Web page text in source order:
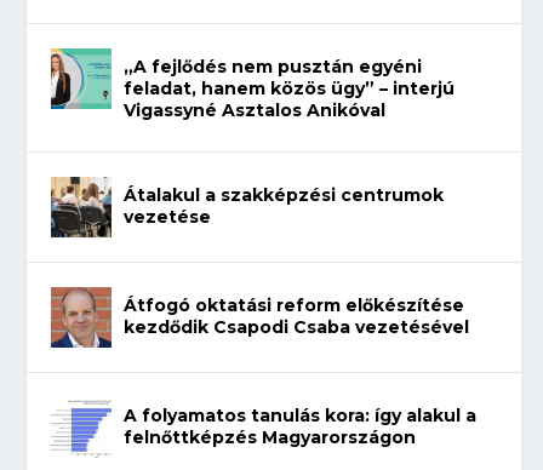
„A fejlődés nem pusztán egyéni
feladat, hanem közös ügy” – interjú
Vigassyné Asztalos Anikóval
Átalakul a szakképzési centrumok
vezetése
Átfogó oktatási reform előkészítése
kezdődik Csapodi Csaba vezetésével
A folyamatos tanulás kora: így alakul a
felnőttképzés Magyarországon